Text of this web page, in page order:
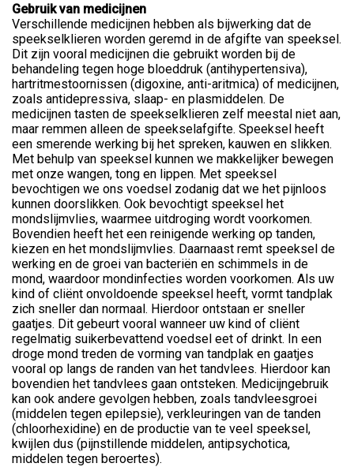
Gebruik van medicijnen
Verschillende medicijnen hebben als bijwerking dat de
speekselklieren worden geremd in de afgifte van speeksel.
Dit zijn vooral medicijnen die gebruikt worden bij de
behandeling tegen hoge bloeddruk (antihypertensiva),
hartritmestoornissen (digoxine, anti-aritmica) of medicijnen,
zoals antidepressiva, slaap- en plasmiddelen. De
medicijnen tasten de speekselklieren zelf meestal niet aan,
maar remmen alleen de speekselafgifte. Speeksel heeft
een smerende werking bij het spreken, kauwen en slikken.
Met behulp van speeksel kunnen we makkelijker bewegen
met onze wangen, tong en lippen. Met speeksel
bevochtigen we ons voedsel zodanig dat we het pijnloos
kunnen doorslikken. Ook bevochtigt speeksel het
mondslijmvlies, waarmee uitdroging wordt voorkomen.
Bovendien heeft het een reinigende werking op tanden,
kiezen en het mondslijmvlies. Daarnaast remt speeksel de
werking en de groei van bacteriën en schimmels in de
mond, waardoor mondinfecties worden voorkomen. Als uw
kind of cliënt onvoldoende speeksel heeft, vormt tandplak
zich sneller dan normaal. Hierdoor ontstaan er sneller
gaatjes. Dit gebeurt vooral wanneer uw kind of cliënt
regelmatig suikerbevattend voedsel eet of drinkt. In een
droge mond treden de vorming van tandplak en gaatjes
vooral op langs de randen van het tandvlees. Hierdoor kan
bovendien het tandvlees gaan ontsteken. Medicijngebruik
kan ook andere gevolgen hebben, zoals tandvleesgroei
(middelen tegen epilepsie), verkleuringen van de tanden
(chloorhexidine) en de productie van te veel speeksel,
kwijlen dus (pijnstillende middelen, antipsychotica,
middelen tegen beroertes).